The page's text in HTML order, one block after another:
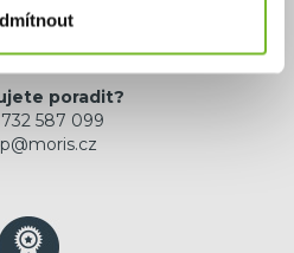
poradit?
587 099